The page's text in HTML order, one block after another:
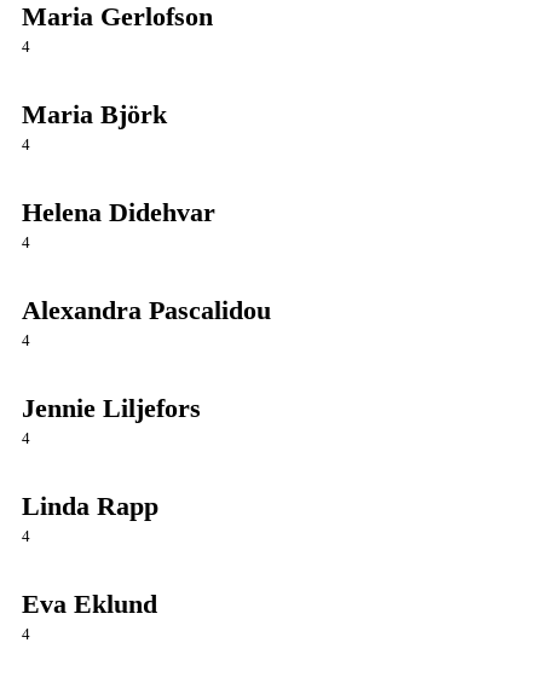
Maria Gerlofson
4
Maria Björk
4
Helena Didehvar
4
Alexandra Pascalidou
4
Jennie Liljefors
4
Linda Rapp
4
Eva Eklund
4